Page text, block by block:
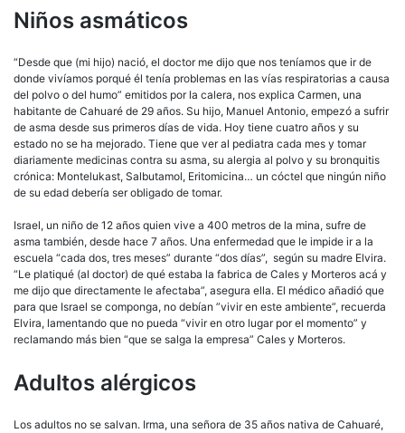
Niños asmáticos
“Desde que (mi hijo) nació, el doctor me dijo que nos teníamos que ir de
donde vivíamos porqué él tenía problemas en las vías respiratorias a causa
del polvo o del humo” emitidos por la calera, nos explica Carmen, una
habitante de Cahuaré de 29 años. Su hijo, Manuel Antonio, empezó a sufrir
de asma desde sus primeros días de vida. Hoy tiene cuatro años y su
estado no se ha mejorado. Tiene que ver al pediatra cada mes y tomar
diariamente medicinas contra su asma, su alergia al polvo y su bronquitis
crónica: Montelukast, Salbutamol, Eritomicina… un cóctel que ningún niño
de su edad debería ser obligado de tomar.
Israel, un niño de 12 años quien vive a 400 metros de la mina, sufre de
asma también, desde hace 7 años. Una enfermedad que le impide ir a la
escuela “cada dos, tres meses” durante “dos días”, según su madre Elvira.
“Le platiqué (al doctor) de qué estaba la fabrica de Cales y Morteros acá y
me dijo que directamente le afectaba”, asegura ella. El médico añadió que
para que Israel se componga, no debían ”vivir en este ambiente”, recuerda
Elvira, lamentando que no pueda “vivir en otro lugar por el momento” y
reclamando más bien “que se salga la empresa” Cales y Morteros.
Adultos alérgicos
Los adultos no se salvan. Irma, una señora de 35 años nativa de Cahuaré,